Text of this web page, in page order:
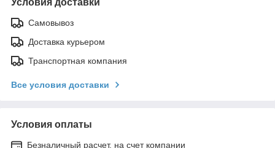
Самовывоз
Доставка курьером
Транспортная компания
Все условия доставки
Условия оплаты
Безналичный расчет, на счет компании